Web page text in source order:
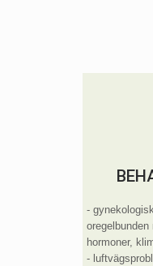
-
hormoner,
-